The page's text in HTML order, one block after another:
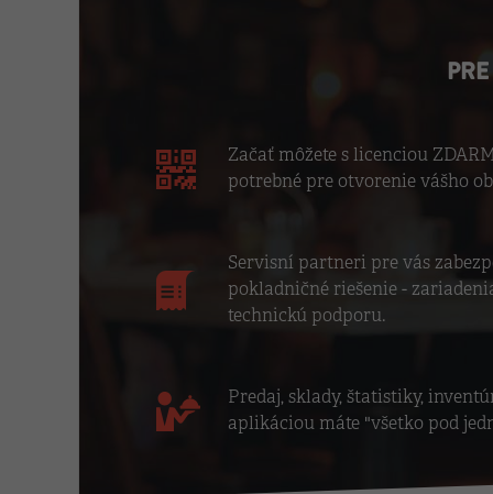
Začať môžete s licenciou
potrebné pre otvorenie vášho
Servisní partneri pre vás
pokladničné riešenie -
technickú podporu.
Predaj, sklady, štatistiky,
aplikáciou máte "všetko pod